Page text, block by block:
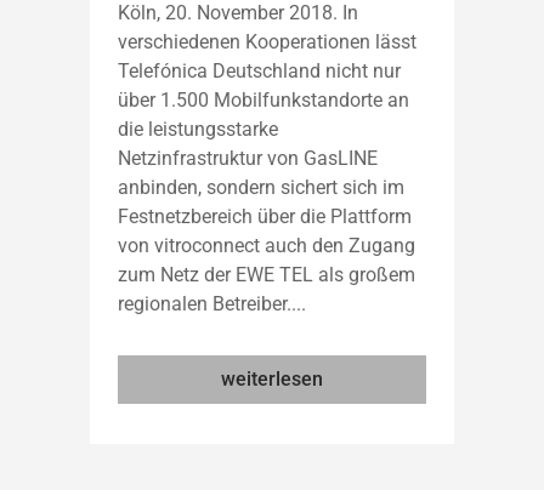
Köln, 20. November 2018. In
verschiedenen Kooperationen lässt
Telefónica Deutschland nicht nur
über 1.500 Mobilfunkstandorte an
die leistungsstarke
Netzinfrastruktur von GasLINE
anbinden, sondern sichert sich im
Festnetzbereich über die Plattform
von vitroconnect auch den Zugang
zum Netz der EWE TEL als großem
regionalen Betreiber....
weiterlesen